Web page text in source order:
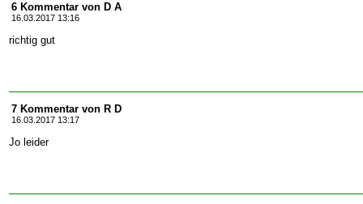
6 Kommentar von D A
16.03.2017 13:16
richtig gut
7 Kommentar von R D
16.03.2017 13:17
Jo leider